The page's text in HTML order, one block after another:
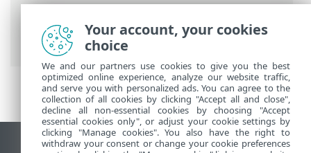
Ηλεκτρονική βοήθεια ESET>ESET
Internet Security>ESET Internet
Security
Your account, your cookies
choice
We and our partners use cookies to give you the best
optimized online experience, analyze our website traffic,
and serve you with personalized ads. You can agree to the
collection of all cookies by clicking "Accept all and close",
decline all non-essential cookies by choosing "Accept
essential cookies only", or adjust your cookie settings by
clicking "Manage cookies". You also have the right to
withdraw your consent or change your cookie preferences